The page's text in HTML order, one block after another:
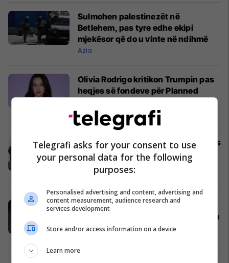
Sulmohen palestinezët në
Betlehem, pas tyre edhe ekipi
mjekësor që do u vinte në ndihmë
Azia
Olivia Rodrigo kritikon Trumpin pas
heqjes së fondeve për Planned
Yjet
RENEA zbarkon në Korçë pas vrasjes
së ish-ushtarit, i riu nuk gjendet në
banesë, zbulohet fotoja e autorit
Shqipëri
Chelsea e “shkatërron” Milanin,
Xabi Alonso zbulon se çfarë i pëlqeu
më shumë
Telegrafi asks for your consent to use
your personal data for the following
purposes:
Personalised advertising and content, advertising and
content measurement, audience research and
services development
Store and/or access information on a device
Learn more